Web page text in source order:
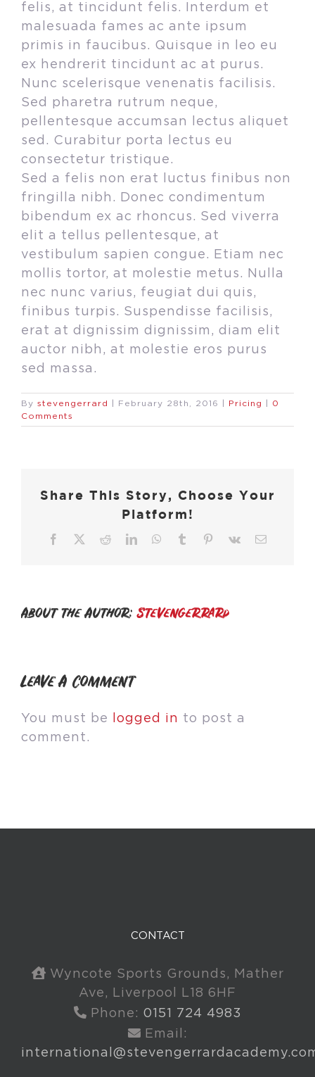
felis, at tincidunt felis. Interdum et
malesuada fames ac ante ipsum
primis in faucibus. Quisque in leo eu
ex hendrerit tincidunt ac at purus.
Nunc scelerisque venenatis facilisis.
Sed pharetra rutrum neque,
pellentesque accumsan lectus aliquet
sed. Curabitur porta lectus eu
consectetur tristique.
Sed a felis non erat luctus finibus non
fringilla nibh. Donec condimentum
bibendum ex ac rhoncus. Sed viverra
elit a tellus pellentesque, at
vestibulum sapien congue. Etiam nec
mollis tortor, at molestie metus. Nulla
nec nunc varius, feugiat dui quis,
finibus turpis. Suspendisse facilisis,
erat at dignissim dignissim, diam elit
auctor nibh, at molestie eros purus
sed massa.
By stevengerrard February 28th, 2016 Pricing
0
Comments
Share This Story, Choose Your
Platform!
Facebook Reddit LinkedInWhatsApp
TumblrPinterest
Vk
About the Author:stevengerrard
Leave A Comment
You must be logged in to post a
comment.
CONTACT
Wyncote Sports Grounds, Mather
Ave, Liverpool L18 6HF
Phone: 0151 724 4983
Email: